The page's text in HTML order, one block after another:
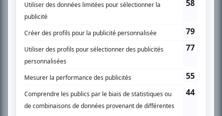
SUR LE RÉSEAU BIZZ MÉDIA
PLAN DU SITE
Accueil
Liste des oeuvres